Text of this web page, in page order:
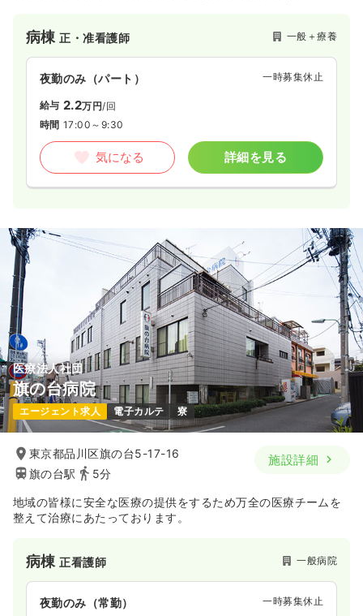
病棟正・准看護師 一般＋療養
夜勤のみ（パート） 一時募集休止
給与 2.2万円/回
時間 17:00～9:30
気になる 詳細を見る
医療法人社団
旗の台病院
エージェント求人 電子カルテ 寮
東京都品川区旗の台5-17-16
旗の台駅
5分
施設詳細
地域の皆様に安全な医療の提供をするため万全の医療チームを
整えて治療にあたっております。
病棟正看護師 一般病院
夜勤のみ（常勤） 一時募集休止